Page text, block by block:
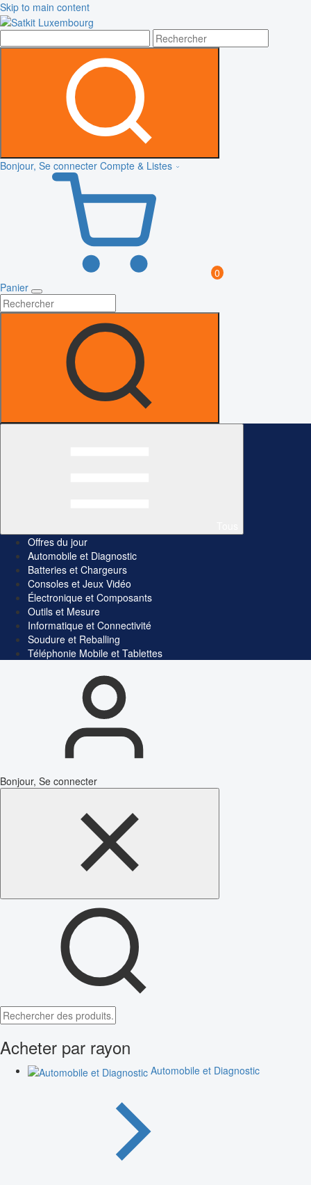
Skip to main content
Bonjour, Se connecter Compte & Listes
0
Panier
Offres du jour
Automobile et Diagnostic
Batteries et Chargeurs
Consoles et Jeux Vidéo
Électronique et Composants
Outils et Mesure
Informatique et Connectivité
Soudure et Reballing
Téléphonie Mobile et Tablettes
Bonjour, Se connecter
Acheter par rayon
Automobile et Diagnostic